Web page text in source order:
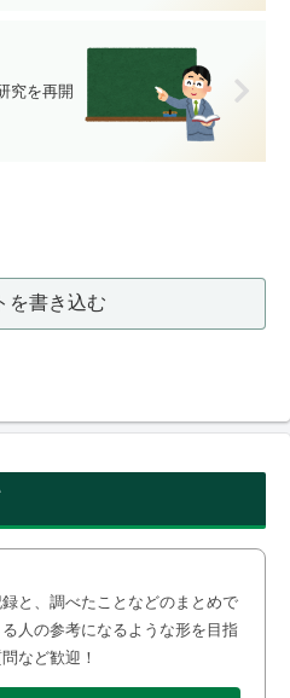
究を再開
を書き込む
と、調べたことなどのまとめで
人の参考になるような形を目指
など歓迎！